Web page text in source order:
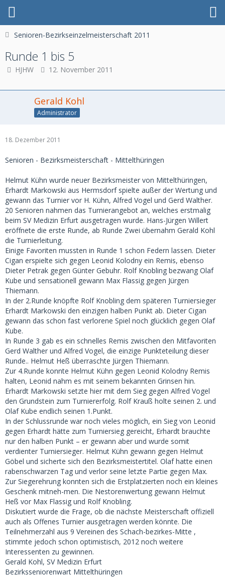
Senioren-Bezirkseinzelmeisterschaft 2011
Runde 1 bis 5
HJHW 12. November 2011
Gerald Kohl
Administrator
18. Dezember 2011
Senioren - Bezirksmeisterschaft - Mittelthüringen
Helmut Kühn wurde neuer Bezirksmeister von Mittelthüringen,
Erhardt Markowski aus Hermsdorf spielte außer der Wertung und
gewann das Turnier vor H. Kühn, Alfred Vogel und Gerd Walther.
20 Senioren nahmen das Turnierangebot an, welches erstmalig
beim SV Medizin Erfurt ausgetragen wurde. Hans-Jürgen Willert
eröffnete die erste Runde, ab Runde Zwei übernahm Gerald Kohl
die Turnierleitung.
Einige Favoriten mussten in Runde 1 schon Federn lassen. Dieter
Cigan erspielte sich gegen Leonid Kolodny ein Remis, ebenso
Dieter Petrak gegen Günter Gebuhr. Rolf Knobling bezwang Olaf
Kube und sensationell gewann Max Flassig gegen Jürgen
Thiemann.
In der 2.Runde knöpfte Rolf Knobling dem späteren Turniersieger
Erhardt Markowski den einzigen halben Punkt ab. Dieter Cigan
gewann das schon fast verlorene Spiel noch glücklich gegen Olaf
Kube.
In Runde 3 gab es ein schnelles Remis zwischen den Mitfavoriten
Gerd Walther und Alfred Vogel, die einzige Punkteteilung dieser
Runde.. Helmut Heß überraschte Jürgen Thiemann.
Zur 4.Runde konnte Helmut Kühn gegen Leonid Kolodny Remis
halten, Leonid nahm es mit seinem bekannten Grinsen hin.
Erhardt Markowski setzte hier mit dem Sieg gegen Alfred Vogel
den Grundstein zum Turniererfolg. Rolf Krauß holte seinen 2. und
Olaf Kube endlich seinen 1.Punkt.
In der Schlussrunde war noch vieles möglich, ein Sieg von Leonid
gegen Erhardt hätte zum Turniersieg gereicht, Erhardt brauchte
nur den halben Punkt – er gewann aber und wurde somit
verdienter Turniersieger. Helmut Kühn gewann gegen Helmut
Göbel und sicherte sich den Bezirksmeistertitel. Olaf hatte einen
rabenschwarzen Tag und verlor seine letzte Partie gegen Max.
Zur Siegerehrung konnten sich die Erstplatzierten noch ein kleines
Geschenk mitneh-men. Die Nestorenwertung gewann Helmut
Heß vor Max Flassig und Rolf Knobling.
Diskutiert wurde die Frage, ob die nächste Meisterschaft offiziell
auch als Offenes Turnier ausgetragen werden könnte. Die
Teilnehmerzahl aus 9 Vereinen des Schach-bezirkes-Mitte ,
stimmte jedoch schon optimistisch, 2012 noch weitere
Interessenten zu gewinnen.
Gerald Kohl, SV Medizin Erfurt
Bezirksseniorenwart Mittelthüringen